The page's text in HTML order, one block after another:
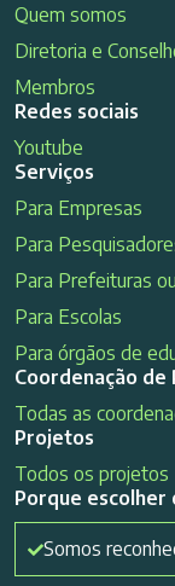
Quem somos
Diretoria e
Membros
Redes sociais
Youtube
Serviços
Para Empresas
Para
Para Prefeituras
Para Escolas
Para órgãos de
Coordenação
Todas as
Projetos
Todos os projetos
Porque escolher
Somos